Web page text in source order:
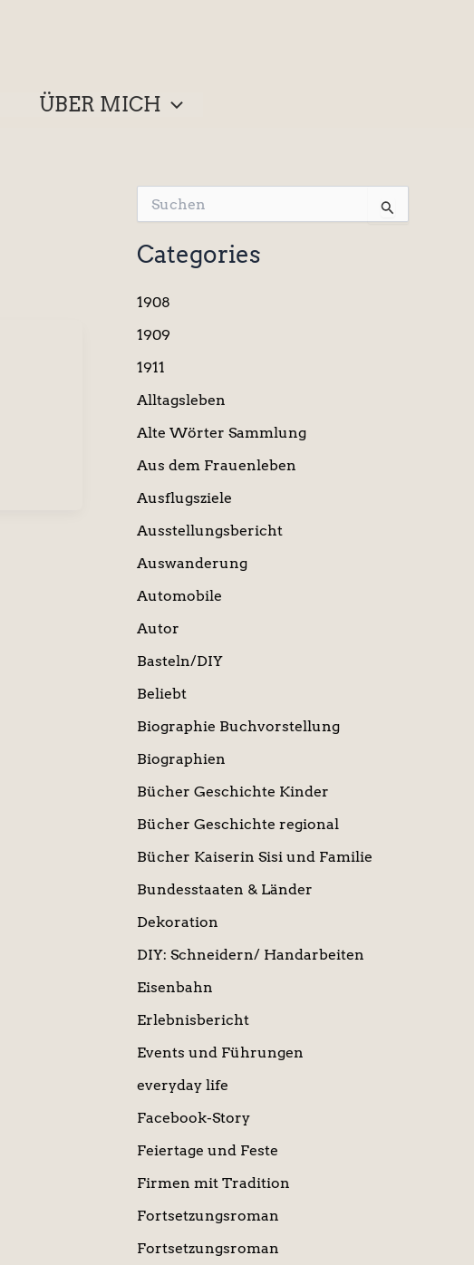
ÜBER MICH
u
c
h
n
a
h
Categories
1908
1909
1911
Alltagsleben
Alte Wörter Sammlung
Aus dem Frauenleben
Ausflugsziele
Ausstellungsbericht
Auswanderung
Automobile
Autor
Basteln/DIY
Beliebt
Biographie Buchvorstellung
Biographien
Bücher Geschichte Kinder
Bücher Geschichte regional
Bücher Kaiserin Sisi und Familie
Bundesstaaten & Länder
Dekoration
DIY: Schneidern/ Handarbeiten
Eisenbahn
Erlebnisbericht
Events und Führungen
everyday life
Facebook-Story
Feiertage und Feste
Firmen mit Tradition
Fortsetzungsroman
Fortsetzungsroman